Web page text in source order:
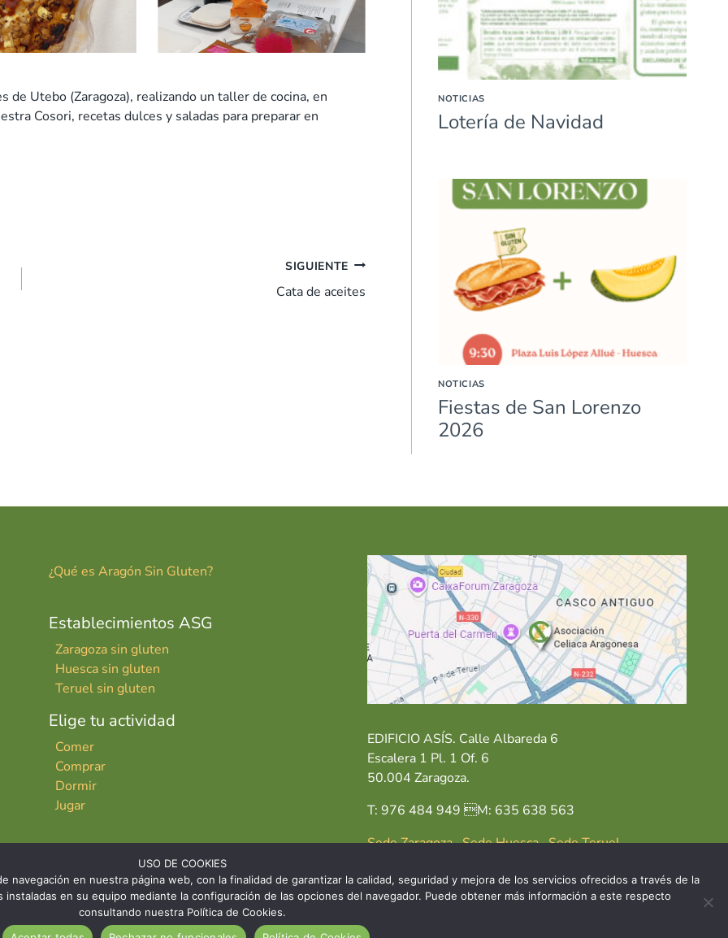
de Utebo (Zaragoza), realizando un taller de cocina, en
Cosori, recetas dulces y saladas para preparar en
SIGUIENTE
Cata de aceites
NOTICIAS
Lotería de Navidad
NOTICIAS
Fiestas de San Lorenzo
2026
¿Qué es Aragón Sin Gluten?
Establecimientos ASG
Zaragoza sin gluten
Huesca sin gluten
Teruel sin gluten
Elige tu actividad
Comer
Comprar
Dormir
Jugar
EDIFICIO ASÍS. Calle Albareda 6
Escalera 1 Pl. 1 Of. 6
50.004 Zaragoza.
T: 976 484 949 M: 635 638 563
Sede Zaragoza·Sede Huesca·Sede Teruel
USO DE COOKIES
navegación en nuestra página web, con la finalidad de garantizar la calidad, seguridad y mejora de los servicios ofrecidos a través de la
instaladas en su equipo mediante la configuración de las opciones del navegador. Puede obtener más información a este respecto
consultando nuestra Política de Cookies.